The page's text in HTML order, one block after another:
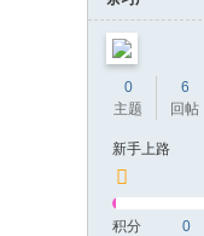
0
主题
6
回帖
新手上路
积分 0